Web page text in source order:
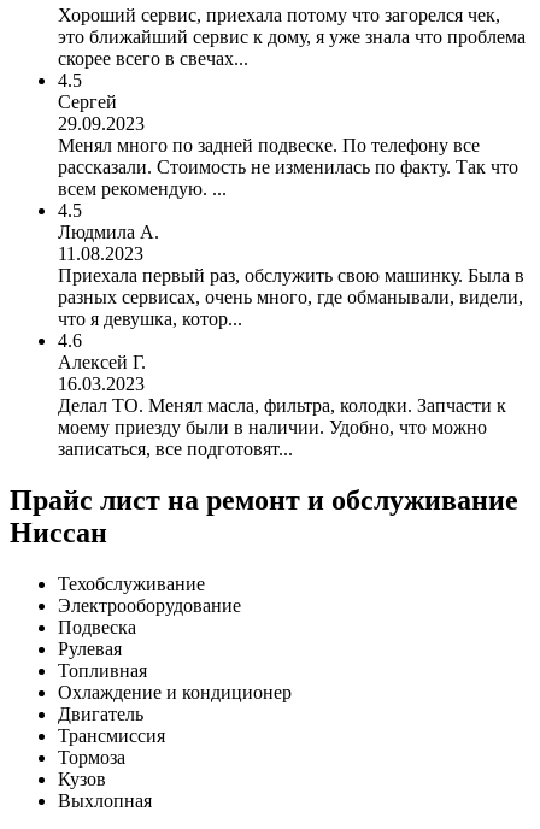
Хороший сервис, приехала потому что загорелся чек,
это ближайший сервис к дому, я уже знала что проблема
скорее всего в свечах...
4.5
Сергей
29.09.2023
Менял много по задней подвеске. По телефону все
рассказали. Стоимость не изменилась по факту. Так что
всем рекомендую. ...
4.5
Людмила А.
11.08.2023
Приехала первый раз, обслужить свою машинку. Была в
разных сервисах, очень много, где обманывали, видели,
что я девушка, котор...
4.6
Алексей Г.
16.03.2023
Делал ТО. Менял масла, фильтра, колодки. Запчасти к
моему приезду были в наличии. Удобно, что можно
записаться, все подготовят...
Прайс лист на ремонт и обслуживание
Ниссан
Техобслуживание
Электрооборудование
Подвеска
Рулевая
Топливная
Охлаждение и кондиционер
Двигатель
Трансмиссия
Тормоза
Кузов
Выхлопная